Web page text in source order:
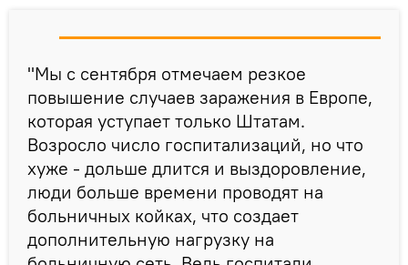
"Мы с сентября отмечаем резкое
повышение случаев заражения в Европе,
которая уступает только Штатам.
Возросло число госпитализаций, но что
хуже - дольше длится и выздоровление,
люди больше времени проводят на
больничных койках, что создает
дополнительную нагрузку на